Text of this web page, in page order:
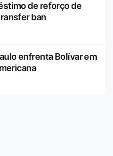
de reforço de
ban
enfrenta Bolívar em